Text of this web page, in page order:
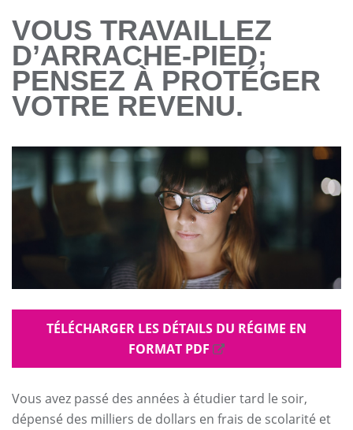
VOUS TRAVAILLEZ
D’ARRACHE-PIED;
PENSEZ À PROTÉGER
VOTRE REVENU.
TÉLÉCHARGER LES DÉTAILS DU RÉGIME EN
FORMAT PDF
Vous avez passé des années à étudier tard le soir,
dépensé des milliers de dollars en frais de scolarité et